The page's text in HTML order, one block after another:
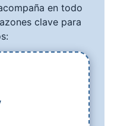
en todo
clave para